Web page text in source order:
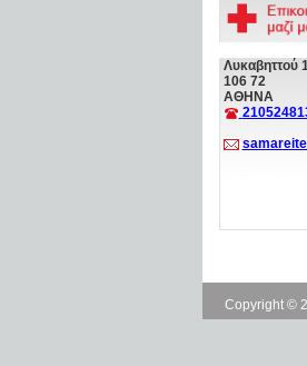
Λυκαβηττού
106 72
ΑΘΗΝΑ
Copyright ©